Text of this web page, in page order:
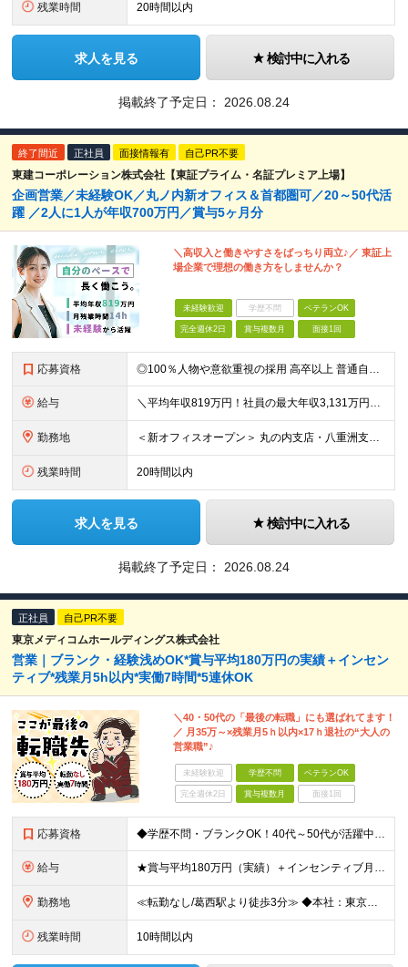
残業時間 20時間以内
求人を見る 検討中に入れる
掲載終了予定日： 2026.08.24
終了間近 正社員 面接情報有 自己PR不要
東建コーポレーション株式会社【東証プライム・名証プレミア上場】
企画営業／未経験OK／丸ノ内新オフィス＆首都圏可／20～50代活
躍 ／2人に1人が年収700万円／賞与5ヶ月分
＼高収入と働きやすさをばっちり両立♪／ 東証上
場企業で理想の働き方をしませんか？
未経験歓迎 学歴不問 ベテランOK
完全週休2日 賞与複数月 面接1回
応募資格 ◎100％人物や意欲重視の採用 高卒以上 普通自動車第一種運転免許取得者（AT限定可） ★職歴は全く問いません！ 前向きにコツコツと向き合える方であれば結果がついてくるお仕事です。 現職・無職、正社
給与 ＼平均年収819万円！社員の最大年収3,131万円／ ＼2人に1人が年収700万円以上／ ＼5人に1人が年収1,000万円以上！／ 固定給だけで、年収524万円も可能！ インセンティブだけでなく固定給
勤務地 ＜新オフィスオープン＞ 丸の内支店・八重洲支店 東京都千代田区丸の内1丁目9-1 グラントウキョウノースタワーオフィス40階（東京ヘッドオフィス内） ★東京駅直結の新オフィスで雨にも濡れずに通勤♪
残業時間 20時間以内
求人を見る 検討中に入れる
掲載終了予定日： 2026.08.24
正社員 自己PR不要
東京メディコムホールディングス株式会社
営業｜ブランク・経験浅めOK*賞与平均180万円の実績＋インセン
ティブ*残業月5h以内*実働7時間*5連休OK
＼40・50代の「最後の転職」にも選ばれてます！
／ 月35万～×残業月5ｈ以内×17ｈ退社の“大人の
営業職”♪
未経験歓迎 学歴不問 ベテランOK
完全週休2日 賞与複数月 面接1回
応募資格 ◆学歴不問・ブランクOK！40代～50代が活躍中 ◆何かしらの営業経験がある方 ◆普通自動車免許(AT限定可) できるだけ多くの方とお会いしたいと考えています。 ぜひご応募いただければと思います!
給与 ★賞与平均180万円（実績）＋インセンティブ月平均12万円 ★月給35万円以上＋営業手当＋各種手当＋賞与年2回＋インセンティブ ※経験・能力等を考慮の上、優遇いたします ※上記金額には一律手当と固定
勤務地 ≪転勤なし/葛西駅より徒歩3分≫ ◆本社：東京都江戸川区東葛西6-1-17 第6カネ長ビル6F ※(変更の範囲)上記を除く当社関連勤務地
残業時間 10時間以内